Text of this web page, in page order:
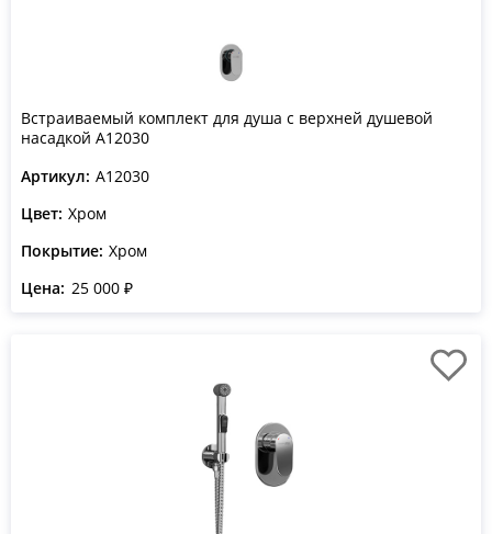
Встраиваемый комплект для душа с верхней душевой
насадкой A12030
Артикул: A12030
Цвет: Хром
Покрытие: Хром
Цена: 25 000 ₽